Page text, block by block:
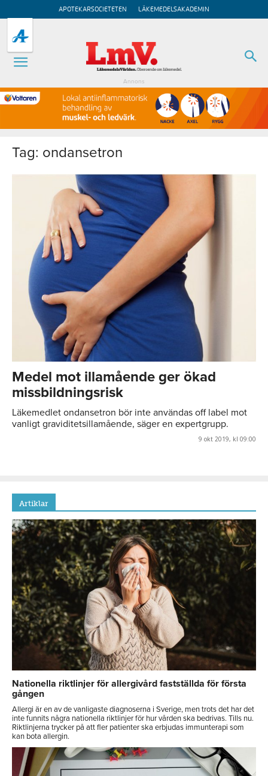
APOTEKARSOCIETETEN LÄKEMEDELSAKADEMIN
Annons
Tag: ondansetron
Medel mot illamående ger ökad
missbildningsrisk
Läkemedlet ondansetron bör inte användas off label mot
vanligt graviditetsillamående, säger en expertgrupp.
9 okt 2019, kl 09:00
Artiklar
Nationella riktlinjer för allergivård fastställda för första
gången
Allergi är en av de vanligaste diagnoserna i Sverige, men trots det har det
inte funnits några nationella riktlinjer för hur vården ska bedrivas. Tills nu.
Riktlinjerna trycker på att fler patienter ska erbjudas immunterapi som
kan bota allergin.